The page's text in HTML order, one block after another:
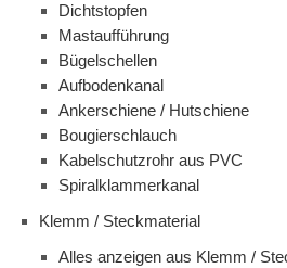
Dichtstopfen
Mastaufführung
Bügelschellen
Aufbodenkanal
Ankerschiene / Hutschiene
Bougierschlauch
Kabelschutzrohr aus PVC
Spiralklammerkanal
Klemm / Steckmaterial
Alles anzeigen aus Klemm /